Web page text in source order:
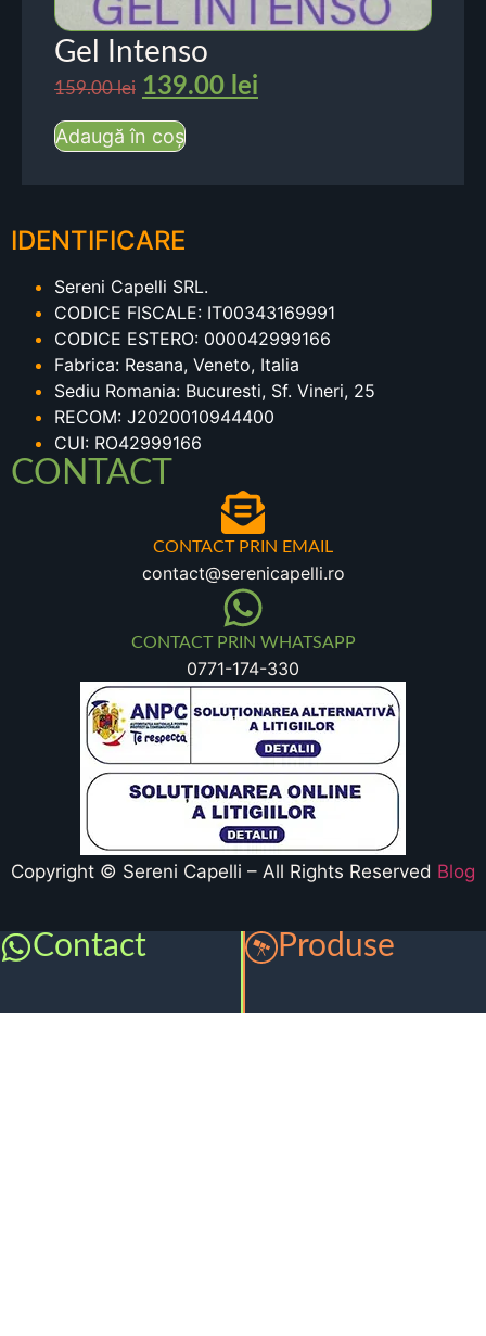
Gel Intenso
159.00lei 139.00 lei
Adaugă în coș
IDENTIFICARE
Sereni Capelli SRL.
CODICE FISCALE: IT00343169991
CODICE ESTERO: 000042999166
Fabrica: Resana, Veneto, Italia
Sediu Romania: Bucuresti, Sf. Vineri, 25
RECOM: J2020010944400
CUI: RO42999166
CONTACT
CONTACT PRIN EMAIL
contact@serenicapelli.ro
CONTACT PRIN WHATSAPP
0771-174-330
Copyright © Sereni Capelli – All Rights Reserved Blog
Contact Produse